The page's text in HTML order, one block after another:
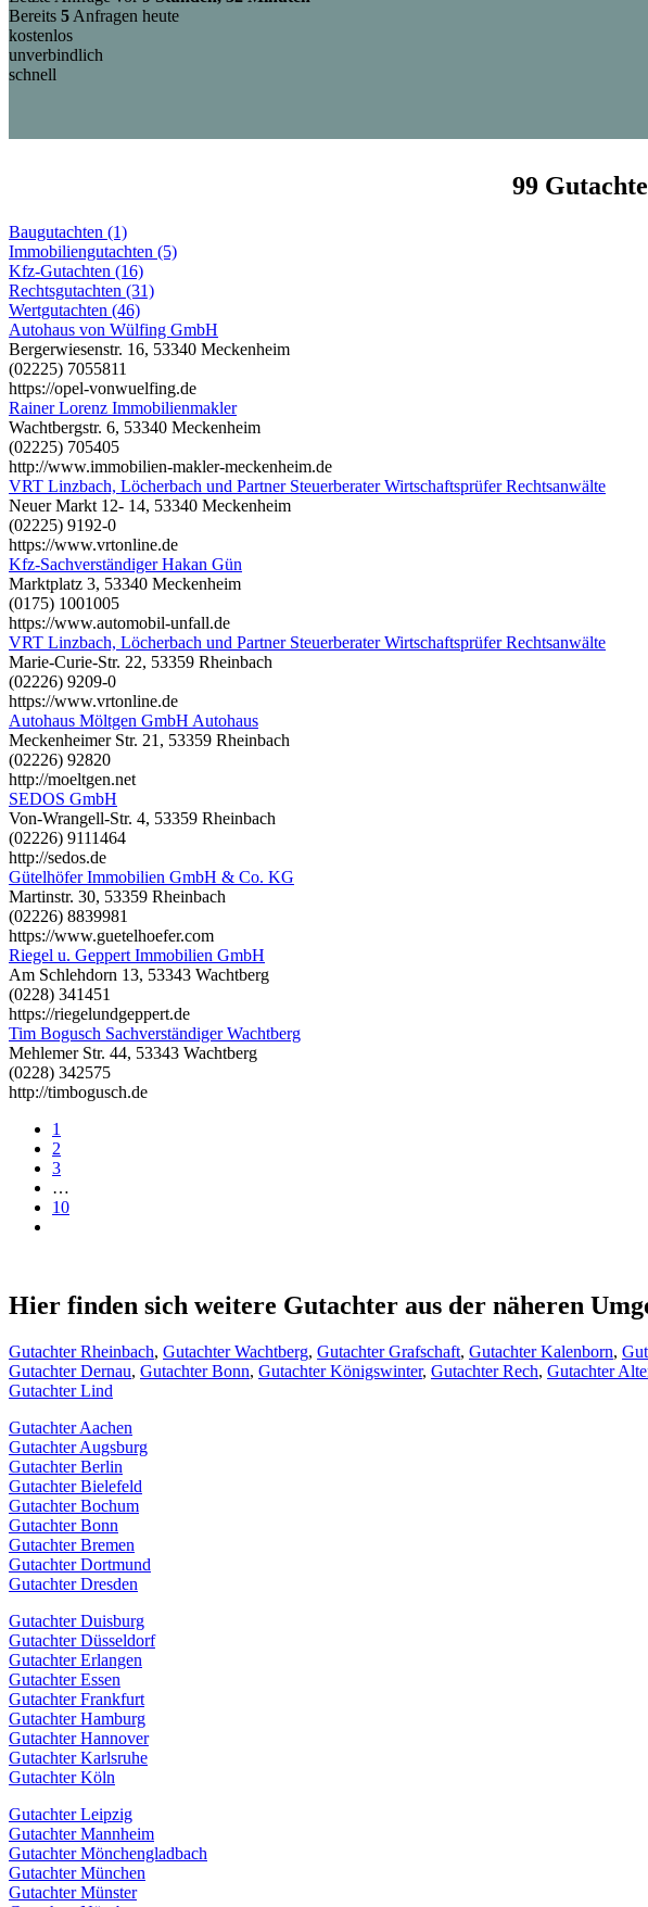
Bereits 5 Anfragen heute
kostenlos
unverbindlich
schnell
99
Baugutachten (1)
Immobiliengutachten (5)
Kfz-Gutachten (16)
Rechtsgutachten (31)
Wertgutachten (46)
Autohaus von Wülfing GmbH
Bergerwiesenstr. 16, 53340 Meckenheim
(02225) 7055811
https://opel-vonwuelfing.de
Rainer Lorenz Immobilienmakler
Wachtbergstr. 6, 53340 Meckenheim
(02225) 705405
http://www.immobilien-makler-meckenheim.de
VRT Linzbach, Löcherbach und Partner Steuerberater Wirtschaftsprüfer Rechtsanwälte
Neuer Markt 12- 14, 53340 Meckenheim
(02225) 9192-0
https://www.vrtonline.de
Kfz-Sachverständiger Hakan Gün
Marktplatz 3, 53340 Meckenheim
(0175) 1001005
https://www.automobil-unfall.de
VRT Linzbach, Löcherbach und Partner Steuerberater Wirtschaftsprüfer Rechtsanwälte
Marie-Curie-Str. 22, 53359 Rheinbach
(02226) 9209-0
https://www.vrtonline.de
Autohaus Möltgen GmbH Autohaus
Meckenheimer Str. 21, 53359 Rheinbach
(02226) 92820
http://moeltgen.net
SEDOS GmbH
Von-Wrangell-Str. 4, 53359 Rheinbach
(02226) 9111464
http://sedos.de
Gütelhöfer Immobilien GmbH & Co. KG
Martinstr. 30, 53359 Rheinbach
(02226) 8839981
https://www.guetelhoefer.com
Riegel u. Geppert Immobilien GmbH
Am Schlehdorn 13, 53343 Wachtberg
(0228) 341451
https://riegelundgeppert.de
Tim Bogusch Sachverständiger Wachtberg
Mehlemer Str. 44, 53343 Wachtberg
(0228) 342575
http://timbogusch.de
1
2
3
…
10
Hier finden sich weitere Gutachter aus der näheren
Gutachter Rheinbach, Gutachter Wachtberg, Gutachter Grafschaft, Gutachter Kalenborn,
Gutachter Dernau, Gutachter Bonn, Gutachter Königswinter, Gutachter Rech, Gutachter
Gutachter Lind
Gutachter Aachen
Gutachter Augsburg
Gutachter Berlin
Gutachter Bielefeld
Gutachter Bochum
Gutachter Bonn
Gutachter Bremen
Gutachter Dortmund
Gutachter Dresden
Gutachter Duisburg
Gutachter Düsseldorf
Gutachter Erlangen
Gutachter Essen
Gutachter Frankfurt
Gutachter Hamburg
Gutachter Hannover
Gutachter Karlsruhe
Gutachter Köln
Gutachter Leipzig
Gutachter Mannheim
Gutachter Mönchengladbach
Gutachter München
Gutachter Münster